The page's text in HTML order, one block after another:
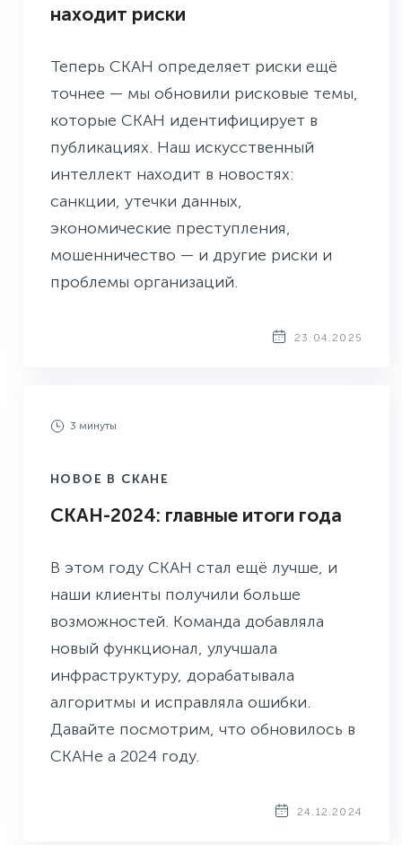
находит риски
Теперь СКАН определяет риски ещё
точнее — мы обновили рисковые темы,
которые СКАН идентифицирует в
публикациях. Наш искусственный
интеллект находит в новостях:
санкции, утечки данных,
экономические преступления,
мошенничество — и другие риски и
проблемы организаций.
23.04.2025
3 минуты
НОВОЕ В СКАНЕ
СКАН-2024: главные итоги года
В этом году СКАН стал ещё лучше, и
наши клиенты получили больше
возможностей. Команда добавляла
новый функционал, улучшала
инфраструктуру, дорабатывала
алгоритмы и исправляла ошибки.
Давайте посмотрим, что обновилось в
СКАНе а 2024 году.
24.12.2024